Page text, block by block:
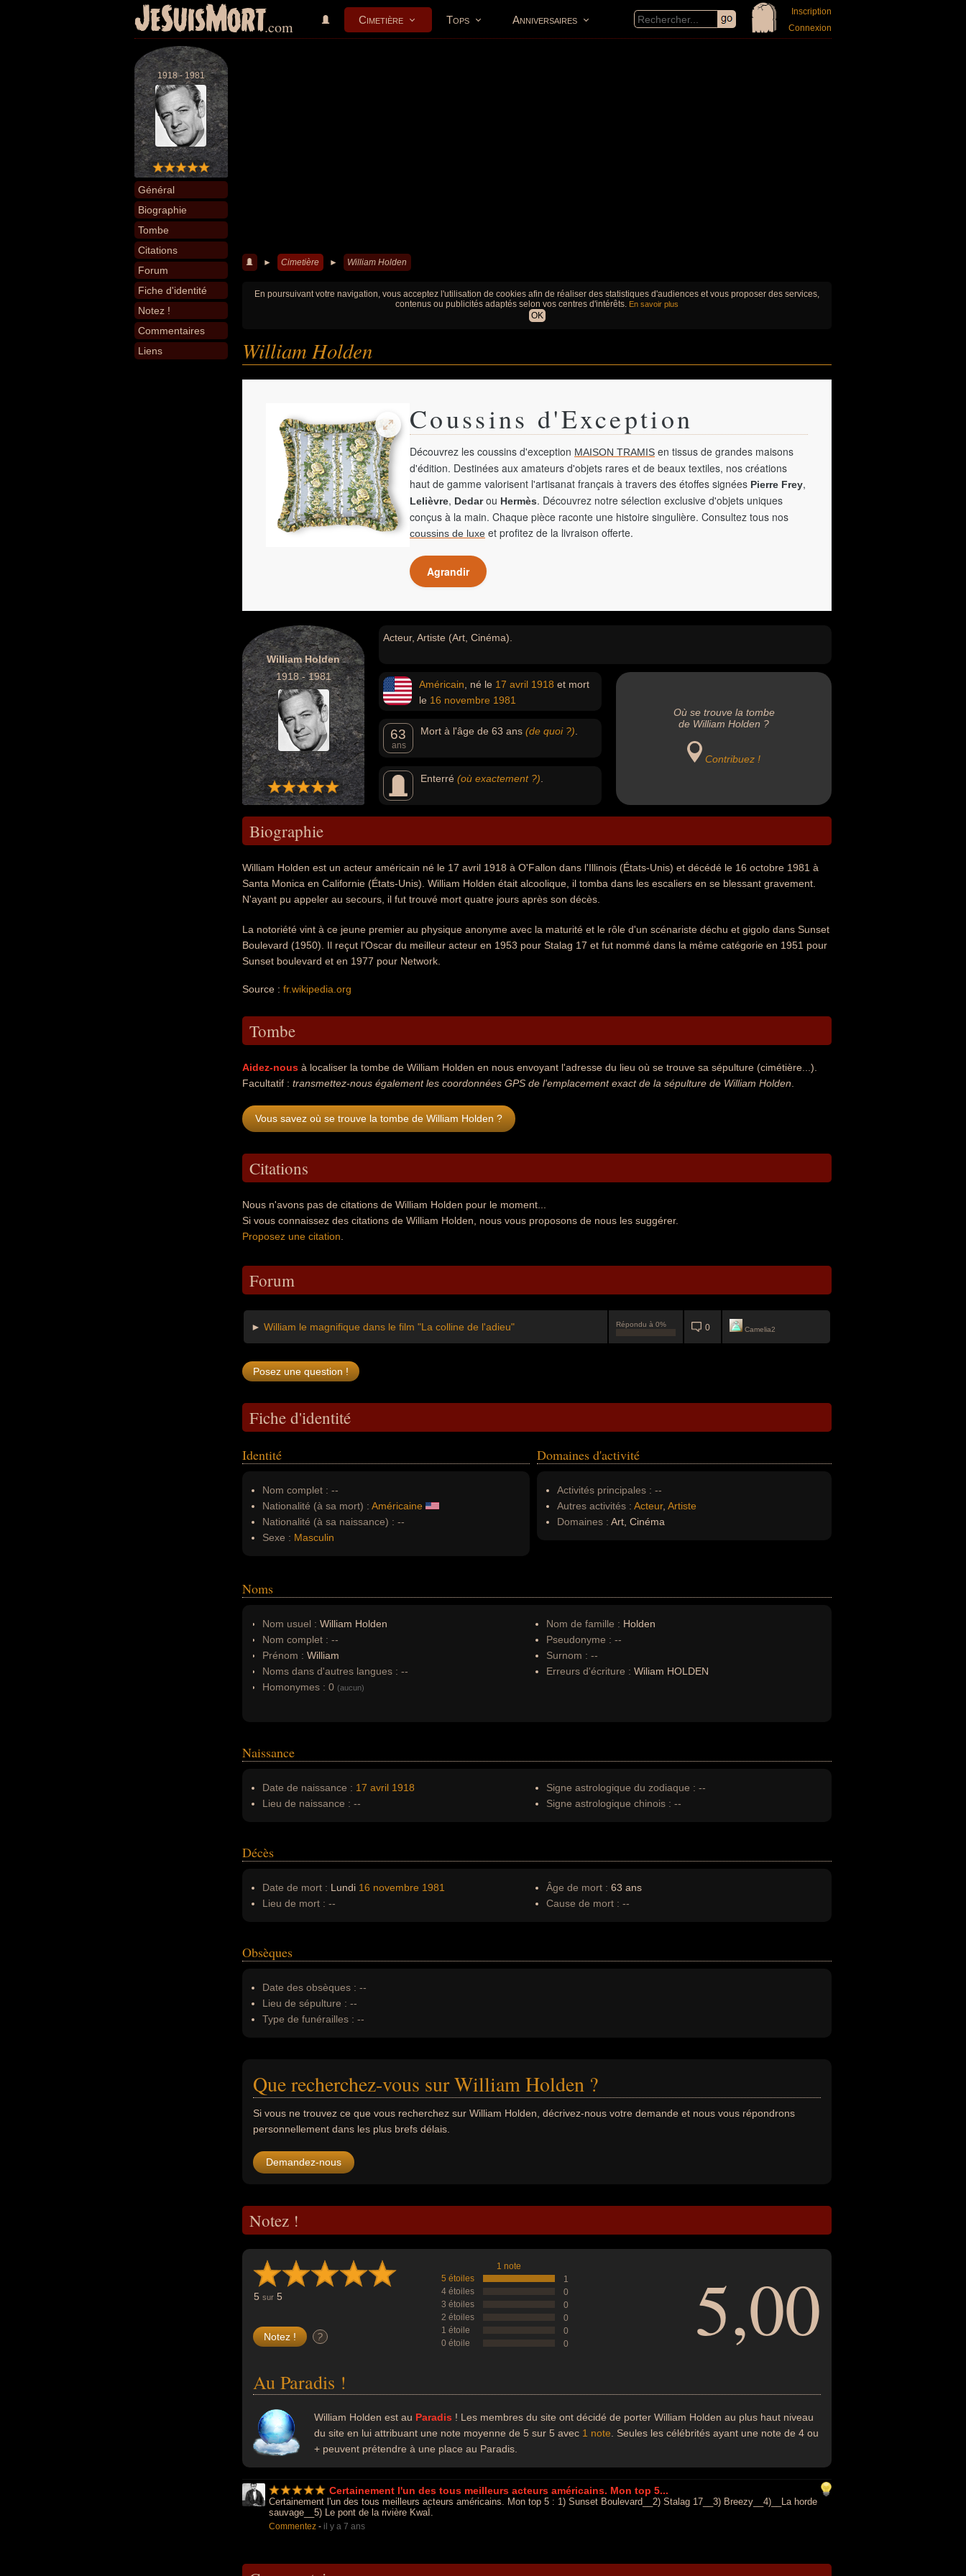
JeSuisMort.com Cimetière Tops Anniversaires
Inscription
Connexion
1918 - 1981
Général
Biographie
Tombe
Citations
Forum
Fiche d'identité
Notez !
Commentaires
Liens
► Cimetière ► William Holden
En poursuivant votre navigation, vous acceptez l'utilisation de cookies afin de réaliser des statistiques d'audiences et vous proposer des services,
contenus ou publicités adaptés selon vos centres d'intérêts. En savoir plus
OK
William Holden
Coussins d'Exception
Découvrez les coussins d'exception MAISON TRAMIS en tissus de grandes maisons
d'édition. Destinées aux amateurs d'objets rares et de beaux textiles, nos créations
haut de gamme valorisent l'artisanat français à travers des étoffes signées Pierre Frey,
Lelièvre, Dedarou Hermès. Découvrez notre sélection exclusive d'objets uniques
conçus à la main. Chaque pièce raconte une histoire singulière. Consultez tous nos
coussins de luxe et profitez de la livraison offerte.
Agrandir
William Holden
1918 - 1981
Acteur, Artiste (Art, Cinéma).
Américain , né le 17 avril 1918 et mort
le 16 novembre 1981
63
ans
Mort à l'âge de 63 ans (de quoi ?)
Enterré (où exactement ?)
Où se trouve la tombe
de William Holden ?
Contribuez !
Biographie
William Holden est un acteur américain né le 17 avril 1918 à O'Fallon dans l'Illinois (États-Unis) et décédé le 16 octobre 1981 à
Santa Monica en Californie (États-Unis). William Holden était alcoolique, il tomba dans les escaliers en se blessant gravement.
N'ayant pu appeler au secours, il fut trouvé mort quatre jours après son décès.
La notoriété vint à ce jeune premier au physique anonyme avec la maturité et le rôle d'un scénariste déchu et gigolo dans Sunset
Boulevard (1950). Il reçut l'Oscar du meilleur acteur en 1953 pour Stalag 17 et fut nommé dans la même catégorie en 1951 pour
Sunset boulevard et en 1977 pour Network.
Source : fr.wikipedia.org
Tombe
Aidez-nous à localiser la tombe de William Holden en nous envoyant l'adresse du lieu où se trouve sa sépulture (cimétière...).
Facultatif : transmettez-nous également les coordonnées GPS de l'emplacement exact de la sépulture de William Holden
Vous savez où se trouve la tombe de William Holden ?
Citations
Nous n'avons pas de citations de William Holden pour le moment...
Si vous connaissez des citations de William Holden, nous vous proposons de nous les suggérer.
Proposez une citation
Forum
► William le magnifique dans le film "La colline de l'adieu" Répondu à 0% 0 Camelia2
Fiche d'identité
Identité
Nom complet : --
Nationalité (à sa mort) : Américaine
Nationalité (à sa naissance) : --
Sexe : Masculin
Domaines d'activité
Activités principales : --
Autres activités : Acteur, Artiste
Domaines : Art, Cinéma
Noms
Nom usuel : William Holden
Nom complet : --
Prénom : William
Noms dans d'autres langues : --
Homonymes : 0 (aucun)
Nom de famille : Holden
Pseudonyme : --
Surnom : --
Erreurs d'écriture : Wiliam HOLDEN
Naissance
Date de naissance : 17 avril 1918
Lieu de naissance : --
Signe astrologique du zodiaque : --
Signe astrologique chinois : --
Décès
Date de mort : Lundi 16 novembre 1981
Lieu de mort : --
Âge de mort : 63 ans
Cause de mort : --
Obsèques
Date des obsèques : --
Lieu de sépulture : --
Type de funérailles : --
Que recherchez-vous sur William Holden ?
Si vous ne trouvez ce que vous recherchez sur William Holden, décrivez-nous votre demande et nous vous répondrons
personnellement dans les plus brefs délais.
Demandez-nous
Notez !
5 sur 5
?
1 note
5 étoiles
1
4 étoiles
0
3 étoiles
0
2 étoiles
0
1 étoile
0
0 étoile
0 5,00
Au Paradis !
William Holden est au Paradis ! Les membres du site ont décidé de porter William Holden au plus haut niveau
du site en lui attribuant une note moyenne de 5 sur 5 avec 1 note . Seules les célébrités ayant une note de 4 ou
+ peuvent prétendre à une place au Paradis.
Certainement l'un des tous meilleurs acteurs américains. Mon top 5...
Certainement l'un des tous meilleurs acteurs américains. Mon top 5 : 1) Sunset Boulevard__2) Stalag 17__3) Breezy__4)__La horde
sauvage__5) Le pont de la rivière KwaÏ.
Commentez - il y a 7 ans